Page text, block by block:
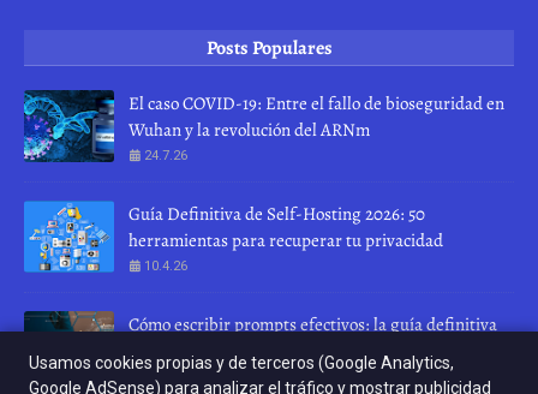
Posts Populares
El caso COVID-19: Entre el fallo de bioseguridad en
Wuhan y la revolución del ARNm
24.7.26
Guía Definitiva de Self-Hosting 2026: 50
herramientas para recuperar tu privacidad
10.4.26
Cómo escribir prompts efectivos: la guía definitiva
para hablar con una IA
28.7.26
Usamos cookies propias y de terceros (Google Analytics,
Google AdSense) para analizar el tráfico y mostrar publicidad